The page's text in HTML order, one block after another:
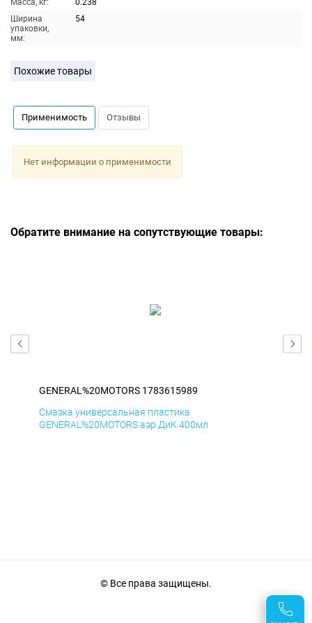
Масса, кг:
0.238
Ширина
упаковки,
мм:
54
Похожие товары
Применимость Отзывы
Нет информации о применимости
Обратите внимание на сопутствующие товары:
GENERAL%20MOTORS 1783615989
Смазка универсальная пластика
GENERAL%20MOTORS аэр ДиК 400мл
© Все права защищены.